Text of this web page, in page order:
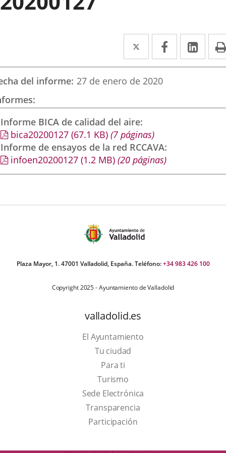
Twitter
Enlace
a
una
externa.
Facebook
Enlace
a
externa.
a
del informe 27 de enero de 2020
Informe BICA de calidad del aire
bica20200127 (67.1 KB) (7 páginas)
Informe de ensayos de la red RCCAVA
infoen20200127 (1.2 MB) (20 páginas)
Plaza Mayor, 1. 47001 Valladolid, España. Teléfono:+34 983 426 100
Copyright 2025 - Ayuntamiento de Valladolid
valladolid.es
El Ayuntamiento
Tu ciudad
Para ti
TurismoThis
link
will
open
a
Sede Electrónica
Transparencia
Participación